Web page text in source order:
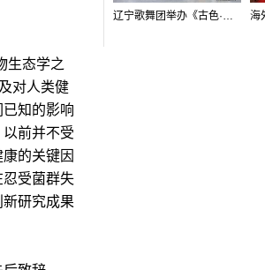
生态学之
对人类健
知的影响
前并不受
的关键因
受菌群失
研究成果
辽宁歌舞团举办《古色·国宝辽宁》排练开放日活动